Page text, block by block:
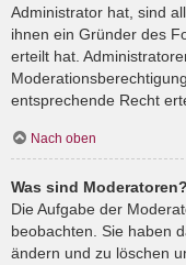
Administrator hat, sind
ihnen ein Gründer des
erteilt hat.
entsprechende Recht
Nach oben
Was sind Moderatoren?
Die Aufgabe der
beobachten. Sie haben
ändern und zu löschen